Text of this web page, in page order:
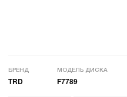
БРЕНД
TRD
МОДЕЛЬ ДИСКА
F7789